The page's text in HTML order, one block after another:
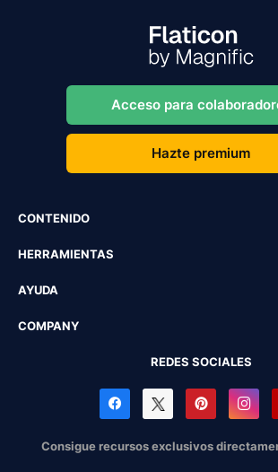
Acceso para
Hazte premium
CONTENIDO
HERRAMIENTAS
AYUDA
COMPANY
REDES SOCIALES
Consigue recursos exclusivos